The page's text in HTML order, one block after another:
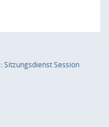
SitzungsdienstSession(Wird in